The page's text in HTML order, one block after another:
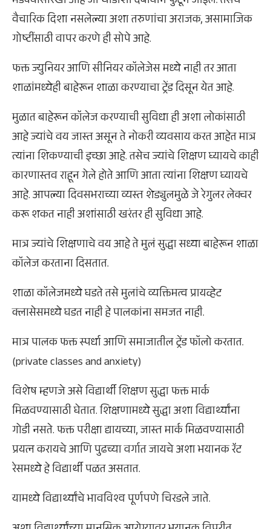
वैचारिक दिशा नसलेल्या अशा तरुणांचा अराजक, असामाजिक
गोष्टींसाठी वापर करणे ही सोपे आहे.
फक्त ज्युनियर आणि सीनियर कॉलेजेस मध्ये नाही तर आता
शाळांमध्येही बाहेरून शाळा करण्याचा ट्रेंड दिसून येत आहे.
मुळात बाहेरून कॉलेज करण्याची सुविधा ही अशा लोकांसाठी
आहे ज्यांचे वय जास्त असून ते नोकरी व्यवसाय करत आहेत मात्र
त्यांना शिकण्याची इच्छा आहे. तसेच ज्यांचे शिक्षण घ्यायचे काही
कारणास्तव राहून गेले होते आणि आता त्यांना शिक्षण घ्यायचे
आहे. आपल्या दिवसभराच्या व्यस्त शेड्युलमुळे जे रेगुलर लेक्चर
करू शकत नाही अशांसाठी खरंतर ही सुविधा आहे.
मात्र ज्यांचे शिक्षणाचे वय आहे ते मुलं सुद्धा सध्या बाहेरून शाळा
कॉलेज करताना दिसतात.
शाळा कॉलेजमध्ये घडते तसे मुलांचे व्यक्तिमत्व प्रायव्हेट
क्लासेसमध्ये घडत नाही हे पालकांना समजत नाही.
मात्र पालक फक्त स्पर्धा आणि समाजातील ट्रेंड फॉलो करतात.
(private classes and anxiety)
विशेष म्हणजे असे विद्यार्थी शिक्षण सुद्धा फक्त मार्क
मिळवण्यासाठी घेतात. शिक्षणामध्ये सुद्धा अशा विद्यार्थ्यांना
गोडी नसते. फक्त परीक्षा द्यायच्या, जास्त मार्क मिळवण्यासाठी
प्रयत्न करायचे आणि पुढच्या वर्गात जायचे अशा भयानक रॅट
रेसमध्ये हे विद्यार्थी पळत असतात.
यामध्ये विद्यार्थ्यांचे भावविश्व पूर्णपणे चिरडले जाते.